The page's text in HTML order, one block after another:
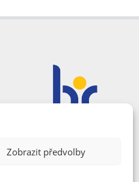
Zobrazit předvolby